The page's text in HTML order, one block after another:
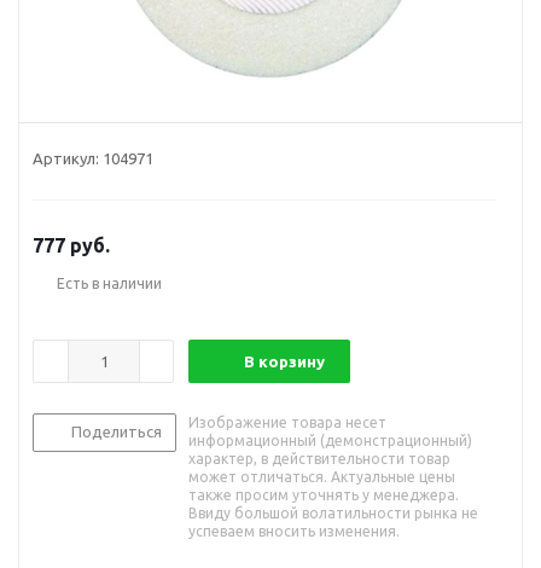
Артикул: 104971
777 руб.
Есть в наличии
В корзину
Поделиться
Изображение товара несет
информационный (демонстрационный)
характер, в действительности товар
может отличаться. Актуальные цены
также просим уточнять у менеджера.
Ввиду большой волатильности рынка не
успеваем вносить изменения.